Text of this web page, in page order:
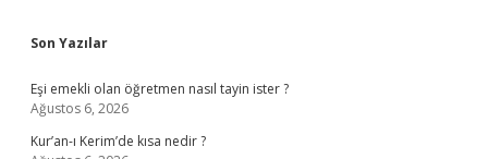
Sidebar
Son Yazılar
Eşi emekli olan öğretmen nasıl tayin ister ?
Ağustos 6, 2026
Kur’an-ı Kerim’de kısa nedir ?